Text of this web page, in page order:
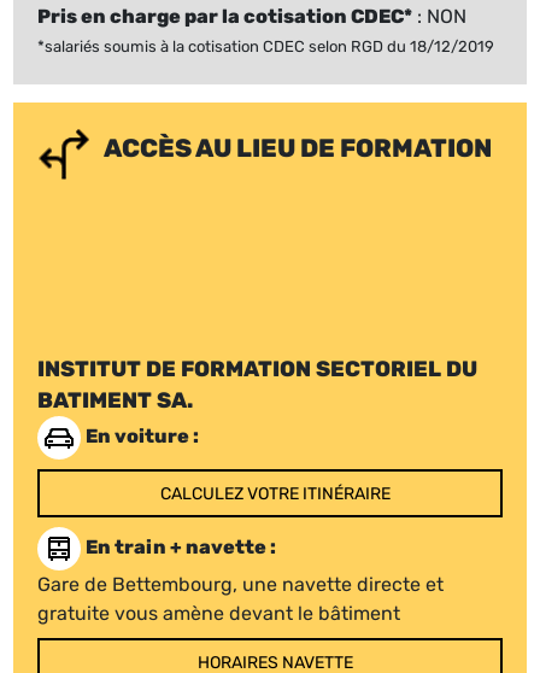
Pris en charge par la cotisation CDEC* : NON
*salariés soumis à la cotisation CDEC selon RGD du 18/12/2019
ACCÈS AU LIEU DE FORMATION
INSTITUT DE FORMATION SECTORIEL DU
BATIMENT SA.
En voiture :
CALCULEZ VOTRE ITINÉRAIRE
En train + navette :
Gare de Bettembourg, une navette directe et
gratuite vous amène devant le bâtiment
HORAIRES NAVETTE